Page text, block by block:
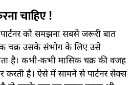
चाहिए !
को समझना सबसे जरूरी बात
चक्र उसके संभोग के लिए उसे
है। कभी-कभी मासिक चक्र की वजह
करती है। ऐसे में सामने से पार्टनर सेक्स